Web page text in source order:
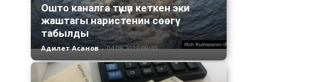
Ошто каналга түшүп кеткен эки
жаштагы наристенин сөөгү
табылды
Адилет Асанов - 04.08.2026 09:45